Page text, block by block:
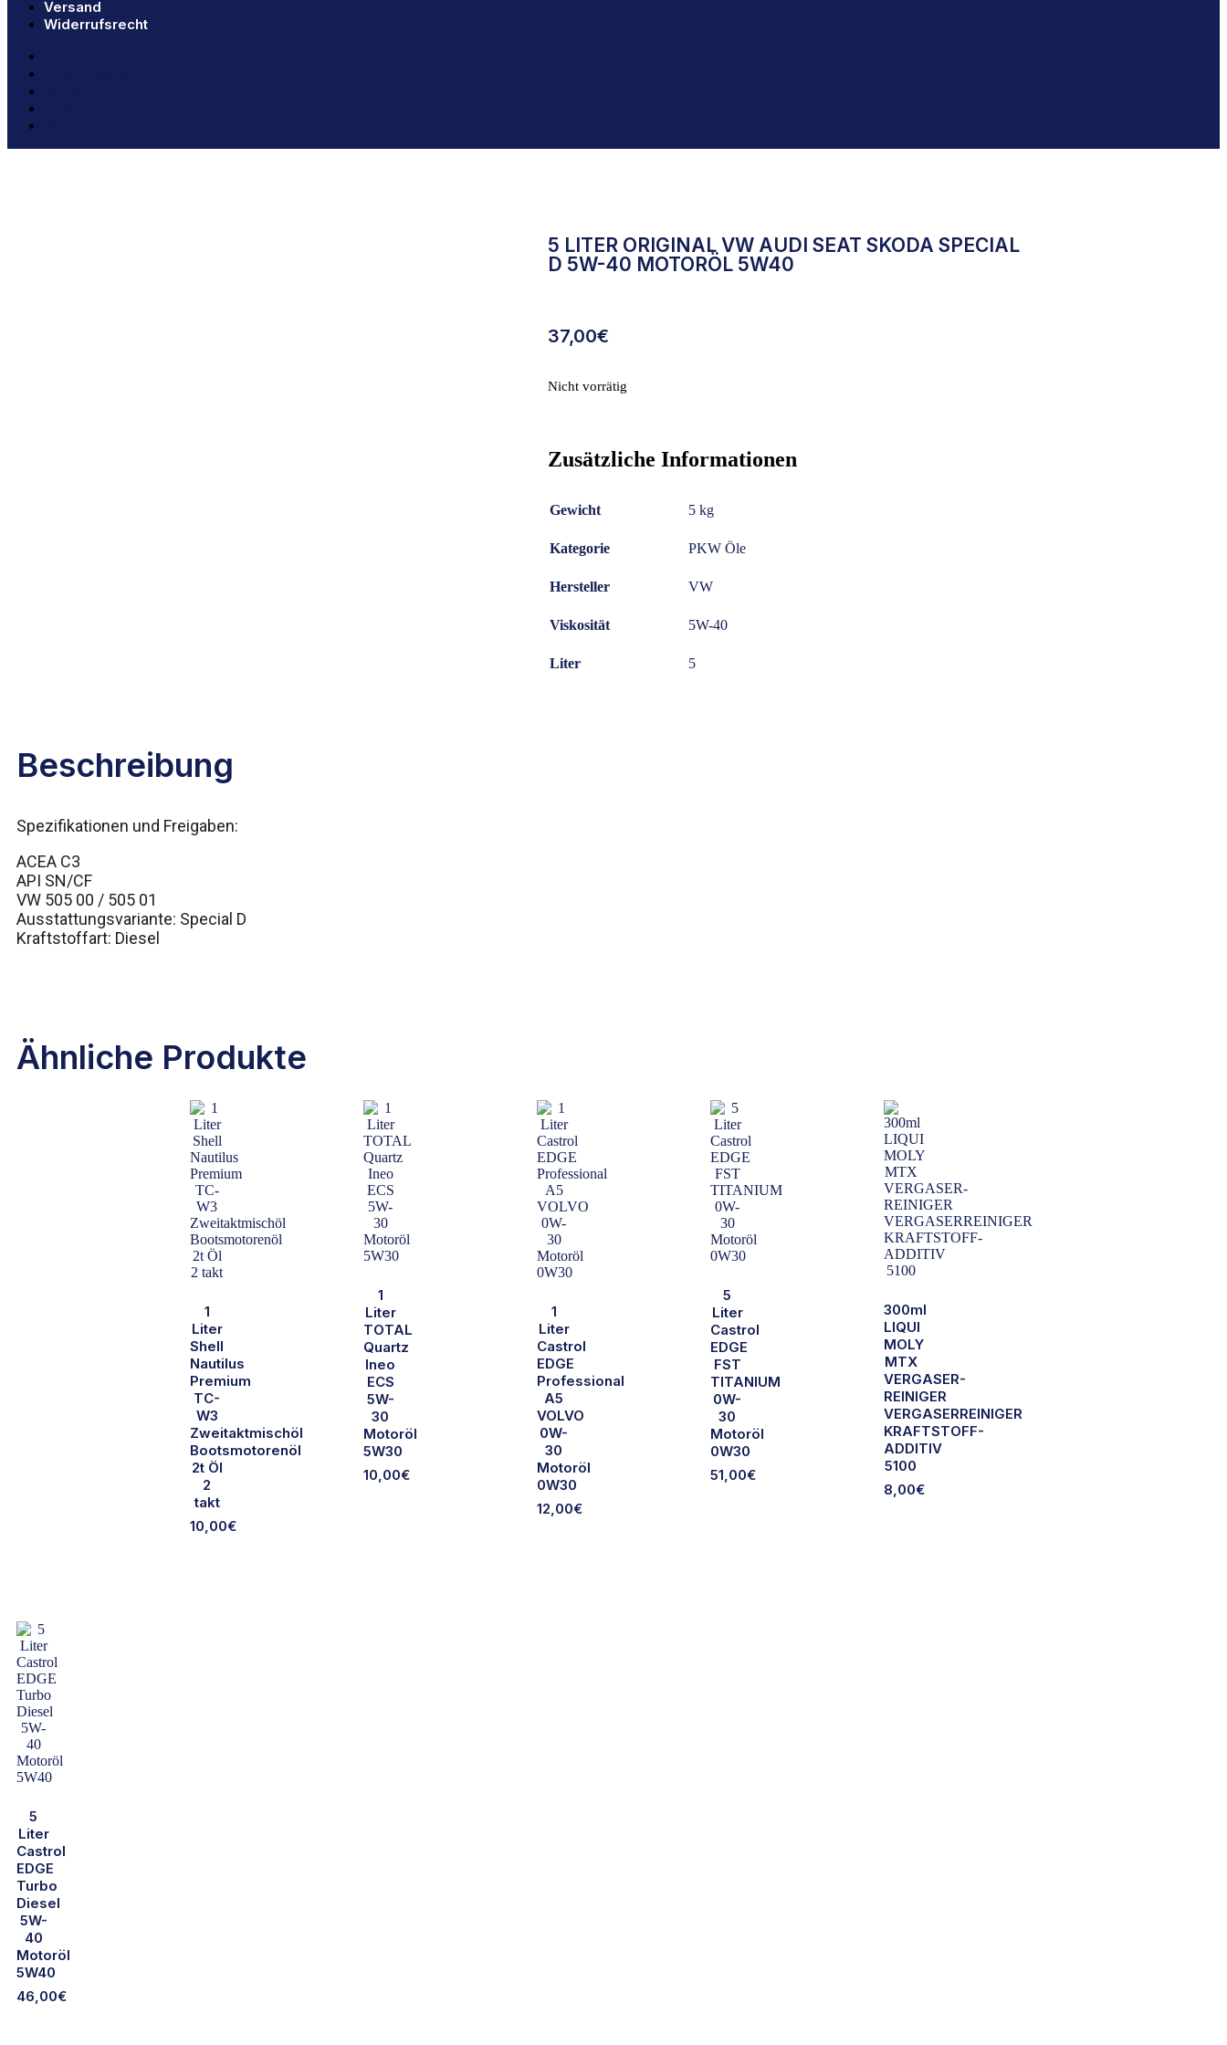
Versand
Widerrufsrecht
5 LITER ORIGINAL VW AUDI SEAT SKODA SPECIAL
D 5W-40 MOTORÖL 5W40
37,00€
Nicht vorrätig
Zusätzliche Informationen
Gewicht 5 kg
Kategorie PKW Öle
Hersteller VW
Viskosität 5W-40
Liter 5
Beschreibung
Spezifikationen und Freigaben:
ACEA C3
API SN/CF
VW 505 00 / 505 01
Ausstattungsvariante: Special D
Kraftstoffart: Diesel
Ähnliche Produkte
1
Liter
Shell
Nautilus
Premium
TC-
W3
Zweitaktmischöl
Bootsmotorenöl
2t Öl
2
takt
10,00€
1
Liter
TOTAL
Quartz
Ineo
ECS
5W-
30
Motoröl
5W30
10,00€
1
Liter
Castrol
EDGE
Professional
A5
VOLVO
0W-
30
Motoröl
0W30
12,00€
5
Liter
Castrol
EDGE
FST
TITANIUM
0W-
30
Motoröl
0W30
51,00€
300ml
LIQUI
MOLY
MTX
VERGASER-
REINIGER
VERGASERREINIGER
KRAFTSTOFF-
ADDITIV
5100
8,00€
5
Liter
Castrol
EDGE
Turbo
Diesel
5W-
40
Motoröl
5W40
46,00€